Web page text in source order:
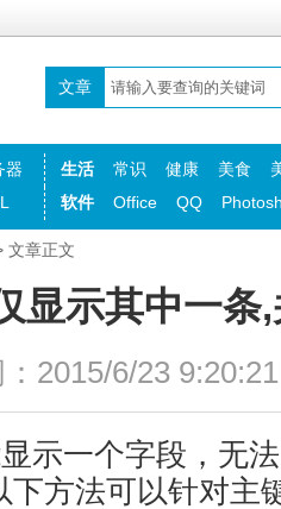
文章
器 生活 常识 健康 美食
软件 Office QQ
文章正文
显示其中一条
2015/6/23
示一个字段，无
下方法可以针对主